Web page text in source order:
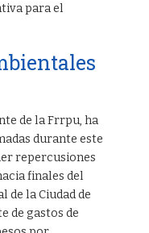
para el
de la Frrpu, ha
durante este
repercusiones
finales del
de la Ciudad de
de gastos de